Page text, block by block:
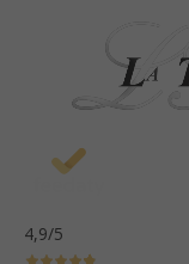
4,9/5